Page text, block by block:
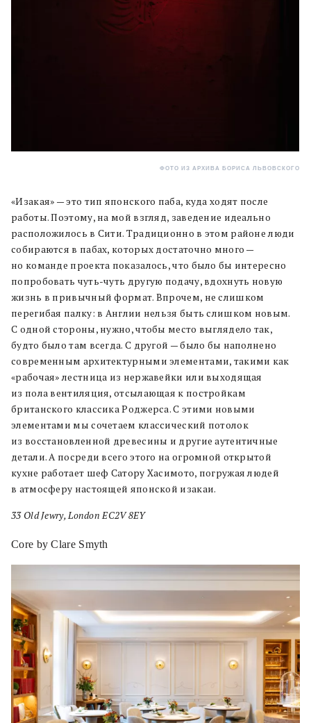
ФОТО ИЗ АРХИВА БОРИСА ЛЬВОВСКОГО
«Изакая» — это тип японского паба, куда ходят после
работы. Поэтому, на мой взгляд, заведение идеально
расположилось в Сити. Традиционно в этом районе люди
собираются в пабах, которых достаточно много —
но команде проекта показалось, что было бы интересно
попробовать чуть-чуть другую подачу, вдохнуть новую
жизнь в привычный формат. Впрочем, не слишком
перегибая палку: в Англии нельзя быть слишком новым.
С одной стороны, нужно, чтобы место выглядело так,
будто было там всегда. С другой — было бы наполнено
современным архитектурными элементами, такими как
«рабочая» лестница из нержавейки или выходящая
из пола вентиляция, отсылающая к постройкам
британского классика Роджерса. С этими новыми
элементами мы сочетаем классический потолок
из восстановленной древесины и другие аутентичные
детали. А посреди всего этого на огромной открытой
кухне работает шеф Сатору Хасимото, погружая людей
в атмосферу настоящей японской изакаи.
33 Old Jewry, London EC2V 8EY
Core by Clare Smyth